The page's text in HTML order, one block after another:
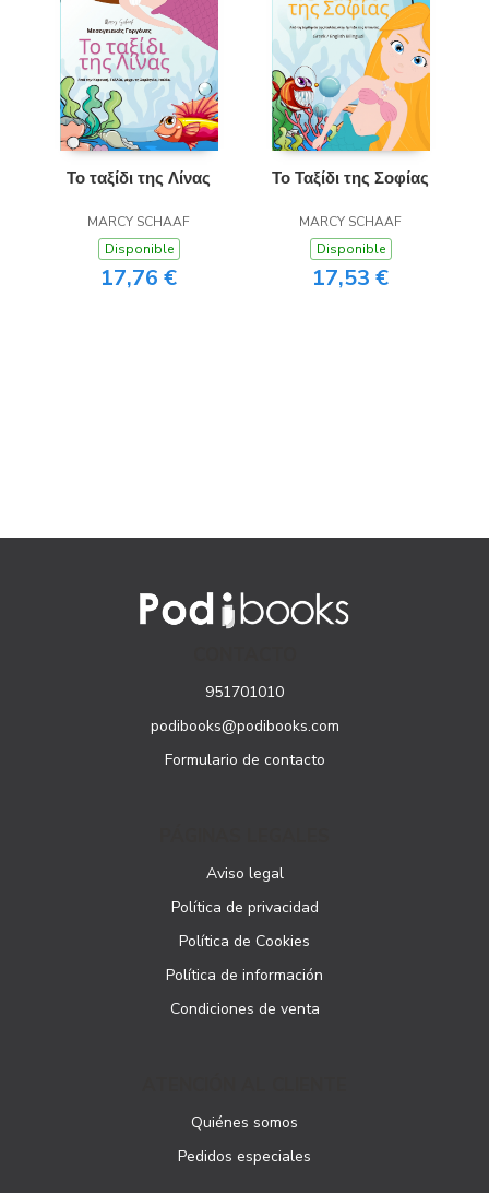
Το ταξίδι της Λίνας
MARCY SCHAAF
Disponible
17,76 €
Το Ταξίδι της Σοφίας
MARCY SCHAAF
Disponible
17,53 €
951701010
podibooks@podibooks.com
Formulario de contacto
Aviso legal
Política de privacidad
Política de Cookies
Política de información
Condiciones de venta
Quiénes somos
Pedidos especiales